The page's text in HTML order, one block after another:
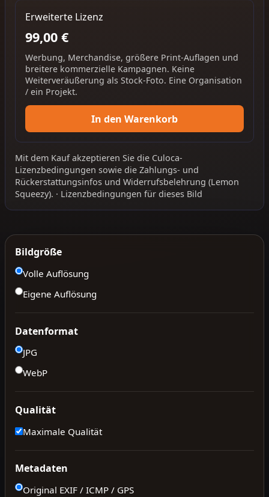
Erweiterte Lizenz
99,00 €
Werbung, Merchandise, größere Print-Auflagen und
breitere kommerzielle Kampagnen. Keine
Weiterveräußerung als Stock-Foto. Eine Organisation
/ ein Projekt.
In den Warenkorb
Mit dem Kauf akzeptieren Sie die Culoca-
Lizenzbedingungen sowie die Zahlungs- und
Rückerstattungsinfos und Widerrufsbelehrung (Lemon
Squeezy). · Lizenzbedingungen für dieses Bild
Bildgröße
Volle Auflösung
Eigene Auflösung
Datenformat
JPG
WebP
Qualität
Maximale Qualität
Metadaten
Original EXIF / ICMP / GPS